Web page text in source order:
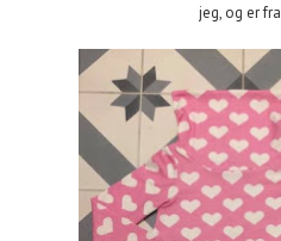
jeg, og er fra